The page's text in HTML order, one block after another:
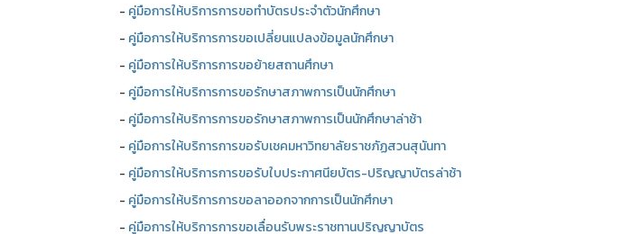
- คู่มือการให้บริการการขอทำบัตรประจำตัวนักศึกษา
- คู่มือการให้บริการการขอเปลี่ยนแปลงข้อมูลนักศึกษา
- คู่มือการให้บริการการขอย้ายสถานศึกษา
- คู่มือการให้บริการการขอรักษาสภาพการเป็นนักศึกษา
- คู่มือการให้บริการการขอรักษาสภาพการเป็นนักศึกษาล่าช้า
- คู่มือการให้บริการการขอรับเชคมหาวิทยาลัยราชภัฏสวนสุนันทา
- คู่มือการให้บริการการขอรับใบประกาศนียบัตร-ปริญญาบัตรล่าช้า
- คู่มือการให้บริการการขอลาออกจากการเป็นนักศึกษา
- คู่มือการให้บริการการขอเลื่อนรับพระราชทานปริญญาบัตร